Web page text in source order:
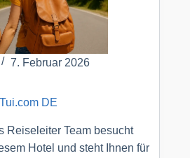
7. Februar 2026
DE
Reiseleiter Team besucht
Hotel und steht Ihnen für